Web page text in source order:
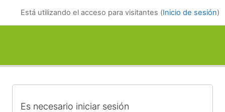
Está utilizando el acceso para visitantes (Inicio de sesión)
Es necesario iniciar sesión